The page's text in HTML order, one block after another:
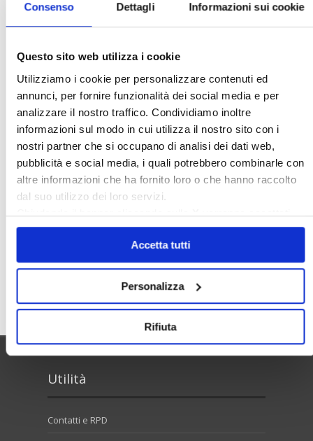
Consenso Dettagli Informazioni sui cookie
Questo sito web utilizza i cookie
Utilizziamo i cookie per personalizzare contenuti ed
annunci, per fornire funzionalità dei social media e per
analizzare il nostro traffico. Condividiamo inoltre
informazioni sul modo in cui utilizza il nostro sito con i
nostri partner che si occupano di analisi dei dati web,
pubblicità e social media, i quali potrebbero combinarle con
altre informazioni che ha fornito loro o che hanno raccolto
dal suo utilizzo dei loro servizi.
Chiudendo il banner cliccando sullaXverranno accettati
solo i cookie necessari.
Accetta tutti
Personalizza
Rifiuta
Confedilizia.EU
Detrazioni Edilizie
Dirittiproprietà
Emissioni
Firenze
Gabetti Spa
Green Deal
Ideologia Green
Irregolarità Formali
Libero Mercato
Monolocali
New York
Prima Casa
Proprietari Casa
Rendite Catastali
Rivoluzioneliberale
Utilità
Contatti e RPD